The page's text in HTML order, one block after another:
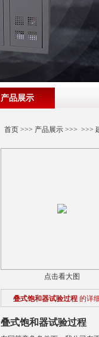
产品展示
首页>>> 产品展示>>> >>>
点击看大图
叠式饱和器试验过程 的详
叠式饱和器试验过程